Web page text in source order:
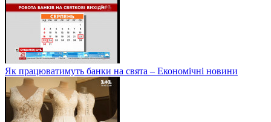
Як працюватимуть банки на свята – Економічні новини